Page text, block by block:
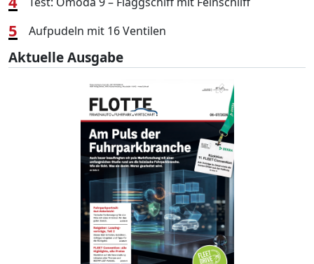
5 Aufpudeln mit 16 Ventilen
Aktuelle Ausgabe